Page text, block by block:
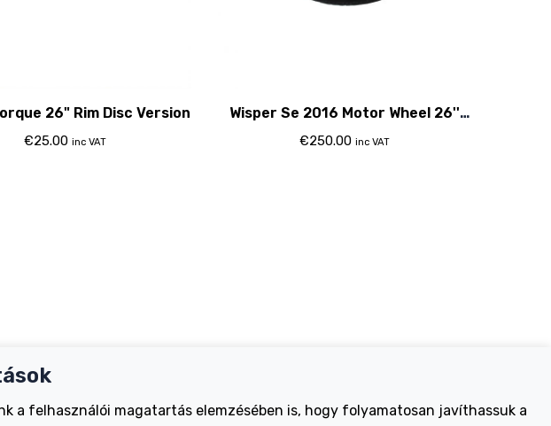
26" Rim Disc Version
€25.00 inc VAT
Wisper Se 2016 Motor Wheel 26''
Freewheel Compatable
€250.00 inc VAT
Register Your Bike
Traditional
a felhasználói magatartás elemzésében is, hogy folyamatosan javíthassuk a